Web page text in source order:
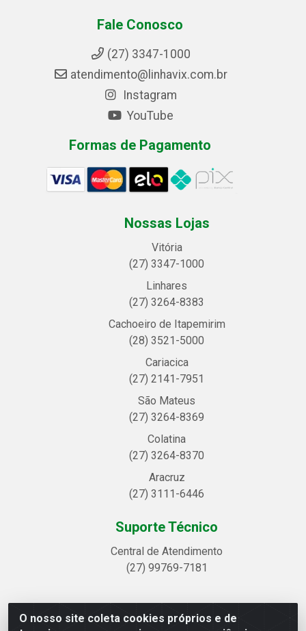
O nosso site coleta cookies próprios e de
Fale Conosco
(27) 3347-1000
atendimento@linhavix.com.br
Instagram
YouTube
Formas de Pagamento
Nossas Lojas
Vitória
(27) 3347-1000
Linhares
(27) 3264-8383
Cachoeiro de Itapemirim
(28) 3521-5000
Cariacica
(27) 2141-7951
São Mateus
(27) 3264-8369
Colatina
(27) 3264-8370
Aracruz
(27) 3111-6446
Suporte Técnico
Central de Atendimento
(27) 99769-7181
Linhavix Distribuidora LTDA - Avenida Alegre, 2521 -